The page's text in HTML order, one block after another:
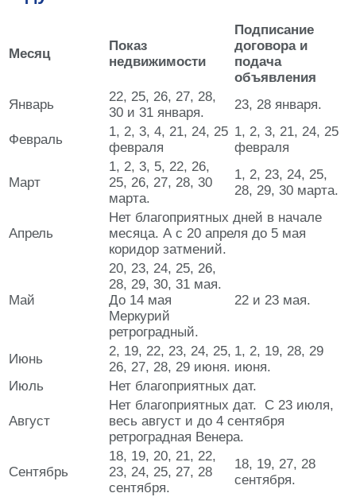
Месяц
Показ
недвижимости
Подписание
договора и
подача
объявления
Январь
22, 25, 26, 27, 28,
30 и 31 января.
23, 28 января.
Февраль
1, 2, 3, 4, 21, 24, 25
февраля
1, 2, 3, 21, 24, 25
февраля
Март
1, 2, 3, 5, 22, 26,
25, 26, 27, 28, 30
марта.
1, 2, 23, 24, 25,
28, 29, 30 марта.
Апрель
Нет благоприятных дней в начале
месяца. А с 20 апреля до 5 мая
коридор затмений.
Май
20, 23, 24, 25, 26,
28, 29, 30, 31 мая.
До 14 мая
Меркурий
ретроградный.
22 и 23 мая.
Июнь
2, 19, 22, 23, 24, 25,
26, 27, 28, 29 июня.
1, 2, 19, 28, 29
июня.
Июль
Нет благоприятных дат.
Август
Нет благоприятных дат. С 23 июля,
весь август и до 4 сентября
ретроградная Венера.
Сентябрь
18, 19, 20, 21, 22,
23, 24, 25, 27, 28
сентября.
18, 19, 27, 28
сентября.